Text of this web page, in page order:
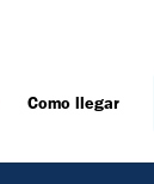
Como llegar